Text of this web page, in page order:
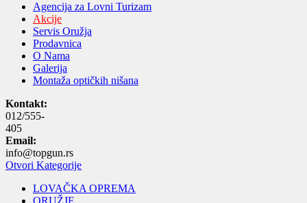
Agencija za Lovni Turizam
Akcije
Servis Oružja
Prodavnica
O Nama
Galerija
Montaža optičkih nišana
Kontakt:
012/555-
405
Email:
info@topgun.rs
Otvori Kategorije
LOVAČKA OPREMA
ORUŽJE